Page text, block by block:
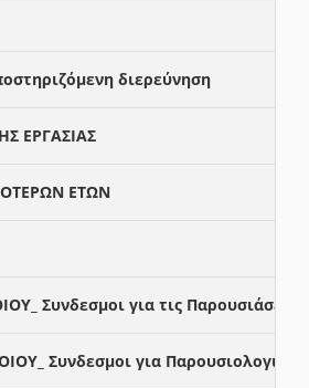
διερεύνηση
ΕΡΓΑΣΙΑΣ
ΕΤΩΝ
Συνδεσμοι για τις Παρουσιάσεις
Συνδεσμοι για Παρουσιολογια